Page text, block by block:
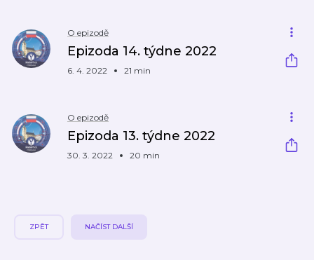
O epizodě
Epizoda 14. týdne 2022
6. 4. 2022 21 min
O epizodě
Epizoda 13. týdne 2022
30. 3. 2022 20 min
ZPĚT NAČÍST DALŠÍ